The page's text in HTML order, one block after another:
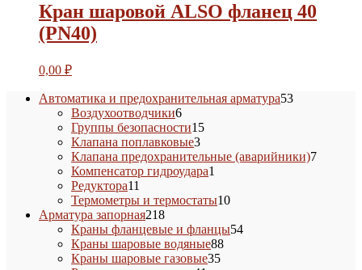
Кран шаровой ALSO фланец 40
(PN40)
0,00 ₽
Автоматика и предохранительная арматура5353
Воздухоотводчики66
товаров
Группы безопасности1515
Клапана поплавковые33
товара
Клапана предохранительные (аварийники)77
Компенсатор гидроудара1
Редуктора11
товаров
Термометры и термостаты1010
Арматура запорная218218
товаров
Краны фланцевые и фланцы5454
Краны шаровые водяные8888
Краны шаровые газовые3535